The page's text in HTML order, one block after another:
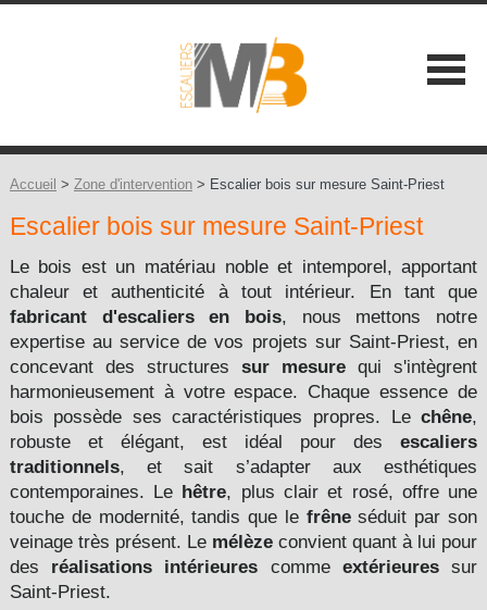
NOS ATOUTS
NOS GAMMES
Les Classiques +
Les Contemporains +
Les Balustrades +
Les Extérieures
Les Design +
CONSEILS
CONTACT
Accueil > Zone d'intervention> Escalier bois sur mesure Saint-Priest
Escalier bois sur mesure Saint-Priest
Le bois est un matériau noble et intemporel, apportant
chaleur et authenticité à tout intérieur. En tant que
fabricant d'escaliers en bois, nous mettons notre
expertise au service de vos projets sur Saint-Priest, en
concevant des structures sur mesure qui s'intègrent
harmonieusement à votre espace. Chaque essence de
bois possède ses caractéristiques propres. Lechêne,
robuste et élégant, est idéal pour desescaliers
traditionnels, et sait s’adapter aux esthétiques
contemporaines. Le hêtre, plus clair et rosé, offre une
touche de modernité, tandis que le frêneséduit par son
veinage très présent. Le mélèzeconvient quant à lui pour
des réalisations intérieures comme extérieuressur
Saint-Priest.